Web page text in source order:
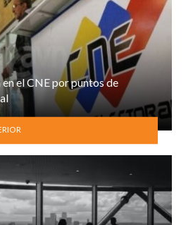
en el CNE por puntos de